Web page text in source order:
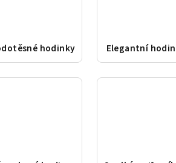
hodinky Elegantní